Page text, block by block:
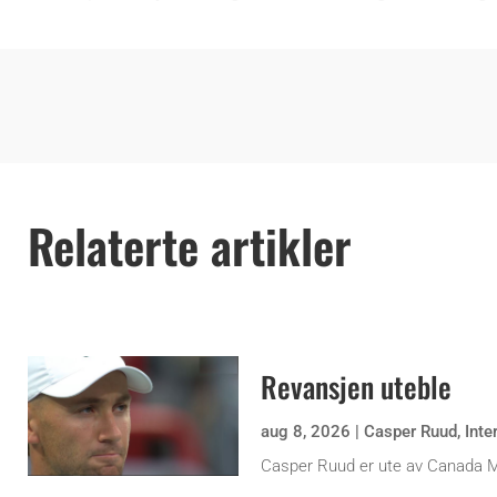
Relaterte artikler
Revansjen uteble
aug 8, 2026 | Casper Ruud,
Casper Ruud er ute av Canada